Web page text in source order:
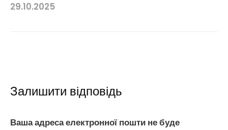
29.10.2025
Залишити відповідь
Ваша адреса електронної пошти не буде